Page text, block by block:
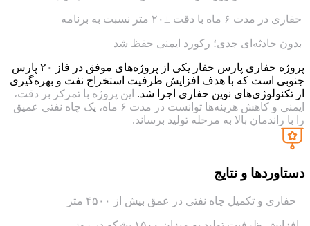
حفاری در مدت ۶ ماه با دقت ±۲۰ متر نسبت به برنامه
بدون حادثه‌ای جدی؛ رکورد ایمنی حفظ شد
پروژه حفاری پارس حفار یکی از پروژه‌های موفق در فاز ۲۰ پارس
جنوبی است که با هدف افزایش ظرفیت استخراج نفت و بهره‌گیری
از تکنولوژی‌های نوین حفاری اجرا شد. این پروژه با تمرکز بر دقت،
ایمنی و کاهش هزینه‌ها توانست در مدت ۶ ماه، یک چاه نفتی عمیق
را با راندمان بالا به مرحله تولید برساند.
دستاوردها و نتایج
حفاری و تکمیل چاه نفتی در عمق بیش از ۴۵۰۰ متر